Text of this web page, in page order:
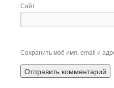
Сайт
Сохранить моё имя, email и